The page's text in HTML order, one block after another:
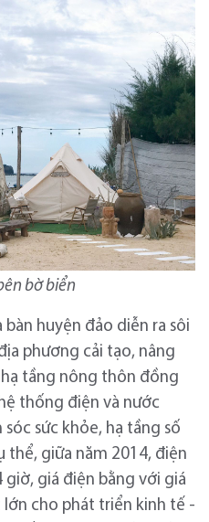
bờ biển
huyện đảo diễn ra sôi
phương cải tạo, nâng
tầng nông thôn đồng
thống điện và nước
sức khỏe, hạ tầng số
giữa năm 2014, điện
giờ, giá điện bằng với giá
cho phát triển kinh tế -